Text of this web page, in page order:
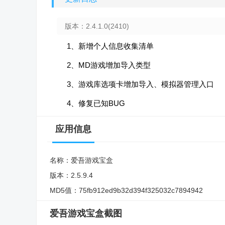
版本：2.4.1.0(2410)
1、新增个人信息收集清单
2、MD游戏增加导入类型
3、游戏库选项卡增加导入、模拟器管理入口
4、修复已知BUG
应用信息
名称： 爱吾游戏宝盒
版本： 2.5.9.4
MD5值： 75fb912ed9b32d394f325032c7894942
爱吾游戏宝盒截图